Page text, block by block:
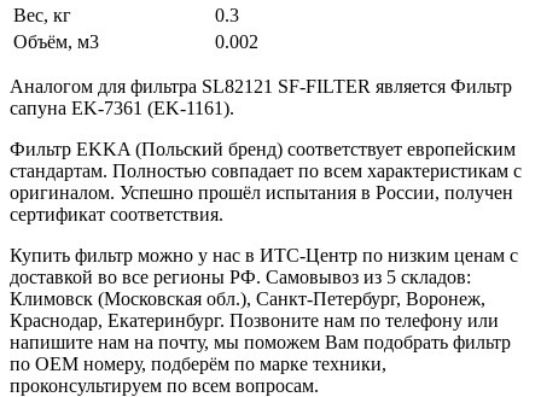
Вес, кг
0.3
Объём, м3
0.002
Аналогом для фильтра SL82121 SF-FILTER является Фильтр
сапуна EK-7361 (EK-1161).
Фильтр EKKA (Польский бренд) соответствует европейским
стандартам. Полностью совпадает по всем характеристикам с
оригиналом. Успешно прошёл испытания в России, получен
сертификат соответствия.
Купить фильтр можно у нас в ИТС-Центр по низким ценам с
доставкой во все регионы РФ. Самовывоз из 5 складов:
Климовск (Московская обл.), Санкт-Петербург, Воронеж,
Краснодар, Екатеринбург. Позвоните нам по телефону или
напишите нам на почту, мы поможем Вам подобрать фильтр
по OEM номеру, подберём по марке техники,
проконсультируем по всем вопросам.